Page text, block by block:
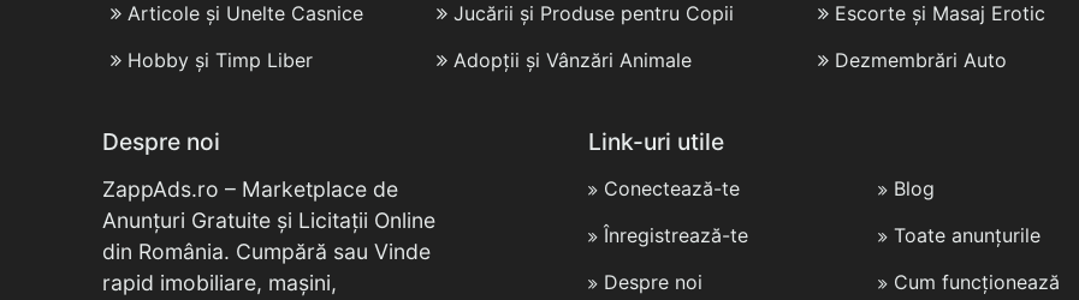
Articole și Unelte Casnice
Jucării și Produse pentru Copii
Hobby și Timp Liber
Adopții și Vânzări Animale
Escorte și Masaj Erotic
Dezmembrări Auto
Despre noi
ZappAds.ro – Marketplace de
Anunțuri Gratuite și Licitații Online
din România. Cumpără sau Vinde
rapid imobiliare, mașini,
Link-uri utile
Conectează-te
Înregistrează-te
Despre noi
Blog
Toate anunțurile
Cum funcționează